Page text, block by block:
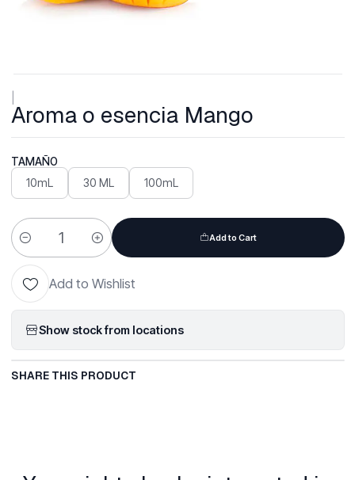
Aroma o esencia Mango
TAMAÑO
10mL 30 ML 100mL
Quantity
Add to Cart
Add to Wishlist
Show stock from locations
SHARE THIS PRODUCT